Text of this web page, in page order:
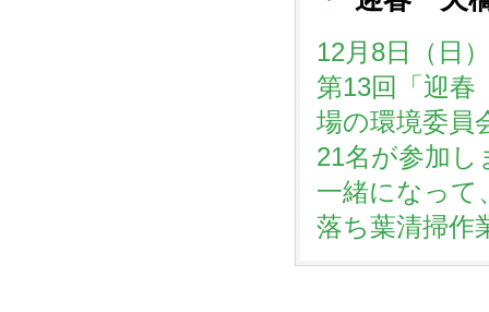
12月8日（日
第13回「迎
場の環境委員
21名が参加し
一緒になって
落ち葉清掃